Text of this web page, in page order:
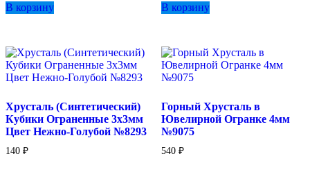
В корзину В корзину
Хрусталь (Синтетический)
Кубики Ограненные 3х3мм
Цвет Нежно-Голубой №8293
140 ₽
Горный Хрусталь в
Ювелирной Огранке 4мм
№9075
540 ₽